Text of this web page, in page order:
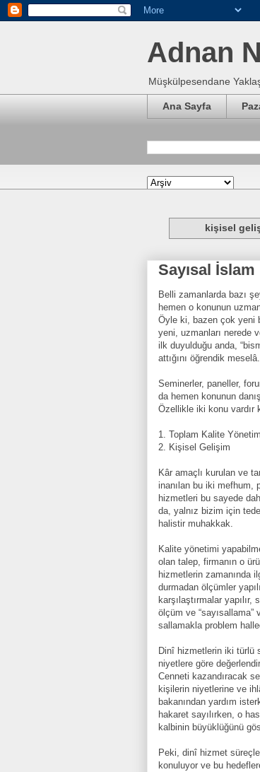
Adnan
Müşkülpesendane
Ana Sayfa
kişisel
Sayısal İslam
Belli zamanlarda bazı
hemen o konunun
Öyle ki, bazen çok yeni
yeni, uzmanları nerede
ilk duyulduğu anda,
attığını öğrendik meselâ.
Seminerler, paneller,
da hemen konunun
Özellikle iki konu vardır
1. Toplam Kalite
2. Kişisel Gelişim
Kâr amaçlı kurulan ve
inanılan bu iki mefhum,
hizmetleri bu sayede
da, yalnız bizim için
halistir muhakkak.
Kalite yönetimi
olan talep, firmanın o
hizmetlerin zamanında
durmadan ölçümler
karşılaştırmalar
ölçüm ve “sayısallama”
sallamakla problem
Dinî hizmetlerin iki türlü
niyetlere göre
Cenneti kazandıracak
kişilerin niyetlerine ve
bakanından yardım
hakaret sayılırken, o
kalbinin büyüklüğünü
Peki, dinî hizmet
konuluyor ve bu